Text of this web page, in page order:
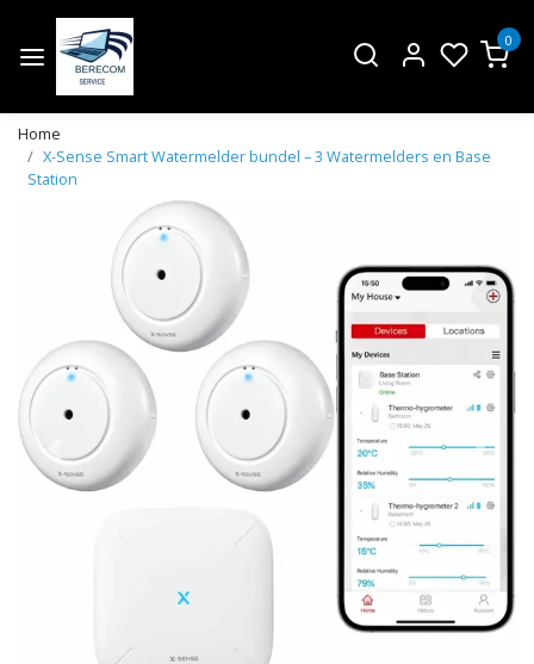
0
Home
X-Sense Smart Watermelder bundel – 3 Watermelders en Base
Station
Vorige